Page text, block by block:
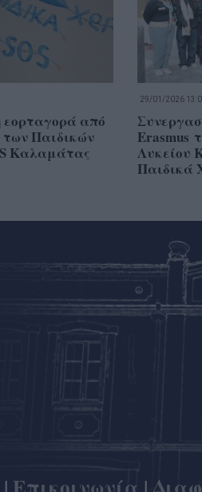
εορταγορά από
Παιδικών
Καλαμάτας
29/01/2026
Εrasmus
Λυκείου
Παιδικά